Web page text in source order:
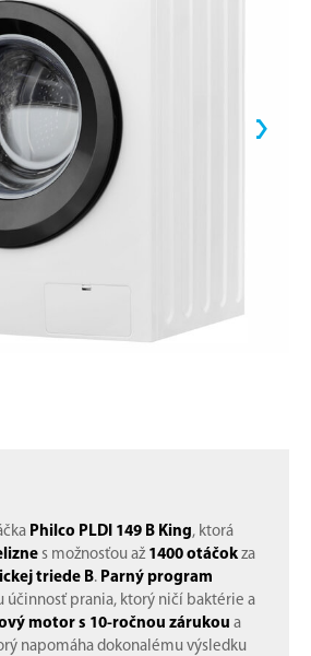
Philco PLDI 149 B King, ktorá
s možnosťou až 1400 otáčok za
triede B. Parný program
účinnosť prania, ktorý ničí baktérie a
motor s 10-ročnou zárukou a
napomáha dokonalému výsledku